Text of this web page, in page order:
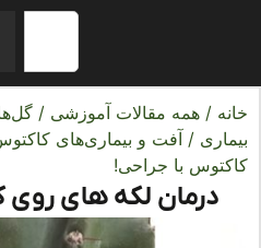
/همه مقالات آموزشی/گل‌های
/ آفت و بیماری‌های کاکتوس/
با جراحی!
درمان لکه های روی